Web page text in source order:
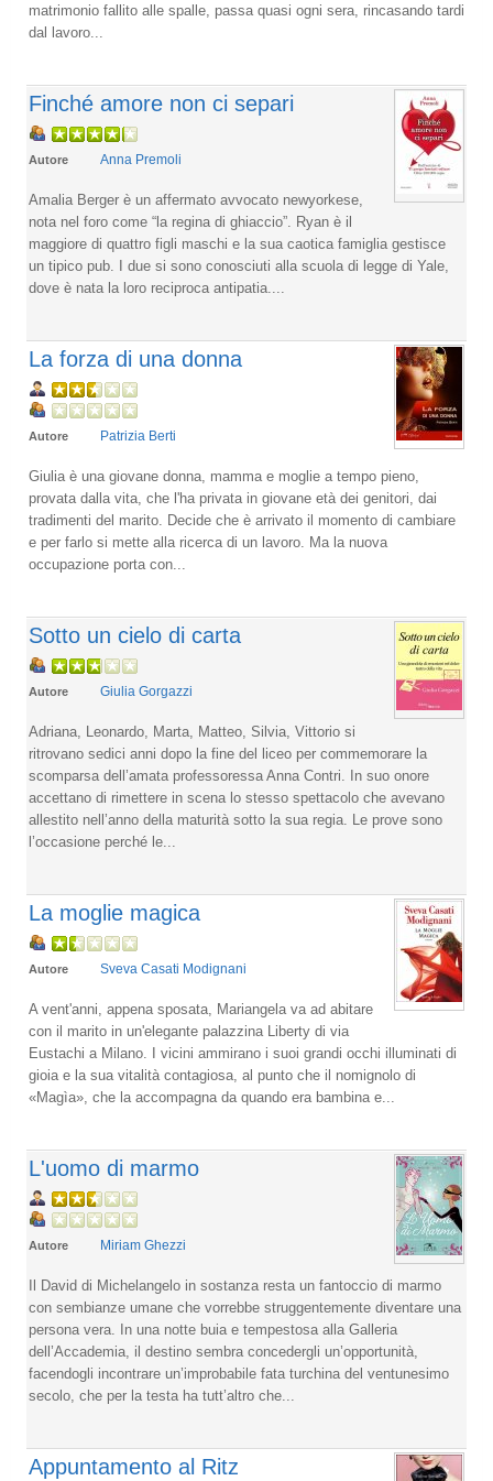
matrimonio fallito alle spalle, passa quasi ogni sera, rincasando tardi
dal lavoro...
Finché amore non ci separi
Autore Anna Premoli
Amalia Berger è un affermato avvocato newyorkese,
nota nel foro come “la regina di ghiaccio”. Ryan è il
maggiore di quattro figli maschi e la sua caotica famiglia gestisce
un tipico pub. I due si sono conosciuti alla scuola di legge di Yale,
dove è nata la loro reciproca antipatia....
La forza di una donna
Autore Patrizia Berti
Giulia è una giovane donna, mamma e moglie a tempo pieno,
provata dalla vita, che l'ha privata in giovane età dei genitori, dai
tradimenti del marito. Decide che è arrivato il momento di cambiare
e per farlo si mette alla ricerca di un lavoro. Ma la nuova
occupazione porta con...
Sotto un cielo di carta
Autore Giulia Gorgazzi
Adriana, Leonardo, Marta, Matteo, Silvia, Vittorio si
ritrovano sedici anni dopo la fine del liceo per commemorare la
scomparsa dell’amata professoressa Anna Contri. In suo onore
accettano di rimettere in scena lo stesso spettacolo che avevano
allestito nell’anno della maturità sotto la sua regia. Le prove sono
l’occasione perché le...
La moglie magica
Autore Sveva Casati Modignani
A vent'anni, appena sposata, Mariangela va ad abitare
con il marito in un'elegante palazzina Liberty di via
Eustachi a Milano. I vicini ammirano i suoi grandi occhi illuminati di
gioia e la sua vitalità contagiosa, al punto che il nomignolo di
«Magìa», che la accompagna da quando era bambina e...
L'uomo di marmo
Autore Miriam Ghezzi
Il David di Michelangelo in sostanza resta un fantoccio di marmo
con sembianze umane che vorrebbe struggentemente diventare una
persona vera. In una notte buia e tempestosa alla Galleria
dell’Accademia, il destino sembra concedergli un’opportunità,
facendogli incontrare un’improbabile fata turchina del ventunesimo
secolo, che per la testa ha tutt’altro che...
Appuntamento al Ritz